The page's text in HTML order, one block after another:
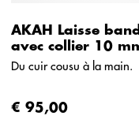
AKAH Laisse
avec collier 10
Du cuir cousu à la main.
€ 95,00